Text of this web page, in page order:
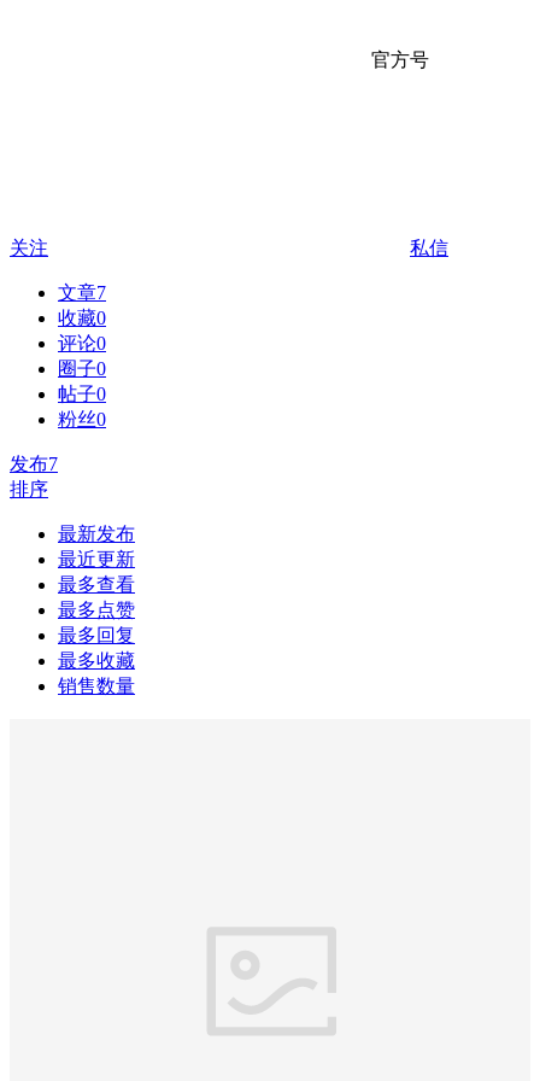
官方号
关注 私信
文章7
收藏0
评论0
圈子0
帖子0
粉丝0
发布7
排序
最新发布
最近更新
最多查看
最多点赞
最多回复
最多收藏
销售数量